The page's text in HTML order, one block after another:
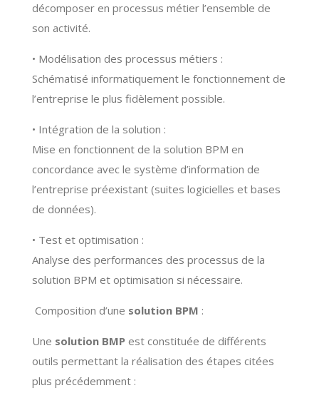
décomposer en processus métier l’ensemble de
son activité.
• Modélisation des processus métiers :
Schématisé informatiquement le fonctionnement de
l’entreprise le plus fidèlement possible.
• Intégration de la solution :
Mise en fonctionnent de la solution BPM en
concordance avec le système d’information de
l’entreprise préexistant (suites logicielles et bases
de données).
• Test et optimisation :
Analyse des performances des processus de la
solution BPM et optimisation si nécessaire.
Composition d’une solution BPM :
Une solution BMPest constituée de différents
outils permettant la réalisation des étapes citées
plus précédemment :